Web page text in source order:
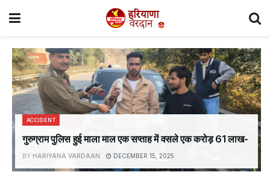
ACCIDENT
गुरुग्राम पुलिस हुई माला माल एक सप्ताह में वसले एक करोड़ 61 लाख-
BY HARIYANA VARDAAN DECEMBER 15, 2025